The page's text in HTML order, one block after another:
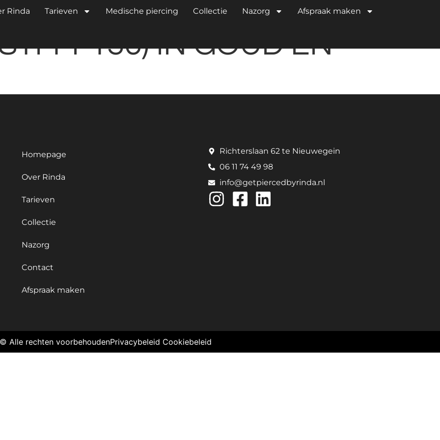
Rinda Tarieven Medische piercing Collectie Nazorg Afspraak maken
F136) IN GOUD EN
Homepage
Over Rinda
Tarieven
Collectie
Nazorg
Contact
Afspraak maken
Richterslaan 62 te Nieuwegein
06 11 74 49 98
info@getpiercedbyrinda.nl
Alle rechten voorbehoudenPrivacybeleid Cookiebeleid